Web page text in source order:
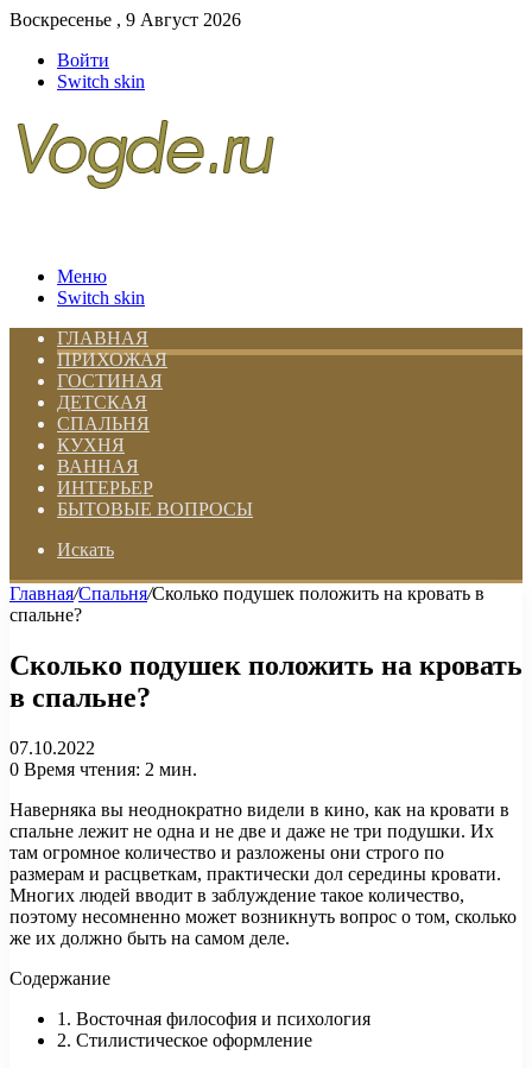
Воскресенье , 9 Август 2026
Войти
Switch skin
Меню
Switch skin
ГЛАВНАЯ
ПРИХОЖАЯ
ГОСТИНАЯ
ДЕТСКАЯ
СПАЛЬНЯ
КУХНЯ
ВАННАЯ
ИНТЕРЬЕР
БЫТОВЫЕ ВОПРОСЫ
Искать
Главная/Спальня/Сколько подушек положить на кровать в
спальне?
Сколько подушек положить на кровать
в спальне?
07.10.2022
0 Время чтения: 2 мин.
Наверняка вы неоднократно видели в кино, как на кровати в
спальне лежит не одна и не две и даже не три подушки. Их
там огромное количество и разложены они строго по
размерам и расцветкам, практически дол середины кровати.
Многих людей вводит в заблуждение такое количество,
поэтому несомненно может возникнуть вопрос о том, сколько
же их должно быть на самом деле.
Содержание
1. Восточная философия и психология
2. Стилистическое оформление